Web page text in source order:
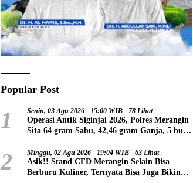
Popular Post
1 Senin, 03 Agu 2026 - 15:00 WIB 78 Lihat
Operasi Antik Siginjai 2026, Polres Merangin
Sita 64 gram Sabu, 42,46 gram Ganja, 5 butir
2 Minggu, 02 Agu 2026 - 19:04 WIB 63 Lihat
Asik!! Stand CFD Merangin Selain Bisa
Berburu Kuliner, Ternyata Bisa Juga Bikin